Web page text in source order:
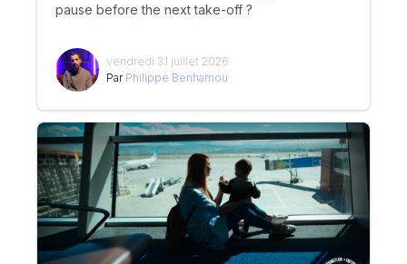
pause before the next take-off ?
vendredi 31 juillet 2026
Par Philippe Benhamou